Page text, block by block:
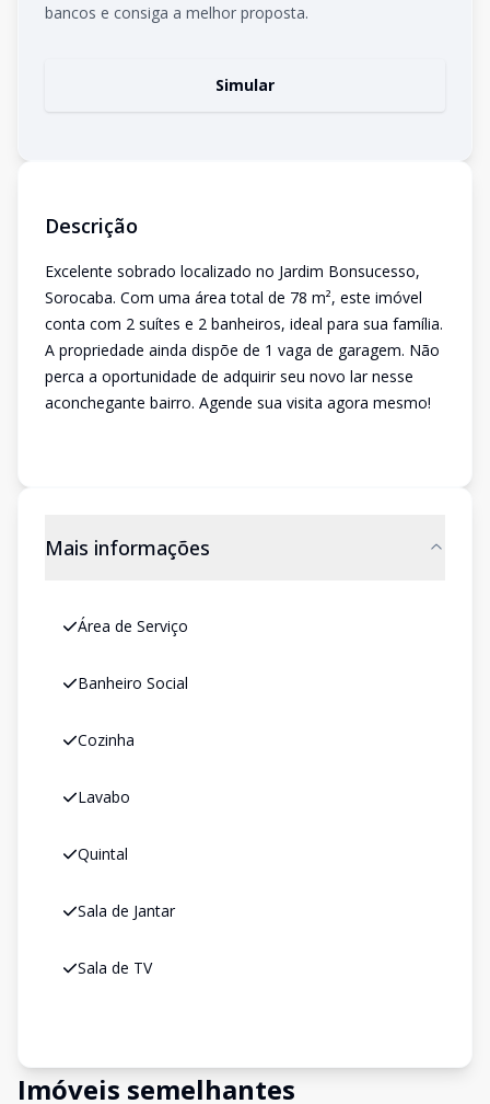
bancos e consiga a melhor proposta.
Simular
Descrição
Excelente sobrado localizado no Jardim Bonsucesso,
Sorocaba. Com uma área total de 78 m², este imóvel
conta com 2 suítes e 2 banheiros, ideal para sua família.
A propriedade ainda dispõe de 1 vaga de garagem. Não
perca a oportunidade de adquirir seu novo lar nesse
aconchegante bairro. Agende sua visita agora mesmo!
Mais informações
Área de Serviço
Banheiro Social
Cozinha
Lavabo
Quintal
Sala de Jantar
Sala de TV
Imóveis semelhantes